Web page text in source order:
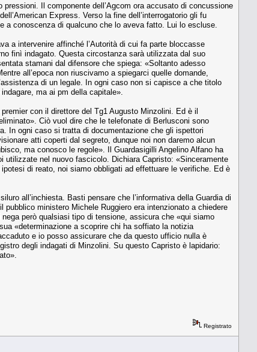
Il componente dell’Agcom ora accusato di concussione
Express. Verso la fine dell’interrogatorio gli fu
conoscenza di qualcuno che lo aveva fatto. Lui lo escluse.
a intervenire affinché l’Autorità di cui fa parte bloccasse
finì indagato. Questa circostanza sarà utilizzata dal suo
stamani dal difensore che spiega: «Soltanto adesso
all’epoca non riuscivamo a spiegarci quelle domande,
di un legale. In ogni caso non si capisce a che titolo
ma ai pm della capitale».
con il direttore del Tg1 Augusto Minzolini. Ed è il
Ciò vuol dire che le telefonate di Berlusconi sono
In ogni caso si tratta di documentazione che gli ispettori
atti coperti dal segreto, dunque noi non daremo alcun
ma conosco le regole». Il Guardasigilli Angelino Alfano ha
nel nuovo fascicolo. Dichiara Capristo: «Sinceramente
di reato, noi siamo obbligati ad effettuare le verifiche. Ed è
all’inchiesta. Basti pensare che l’informativa della Guardia di
ministero Michele Ruggiero era intenzionato a chiedere
però qualsiasi tipo di tensione, assicura che «qui siamo
«determinazione a scoprire chi ha soffiato la notizia
e io posso assicurare che da questo ufficio nulla è
degli indagati di Minzolini. Su questo Capristo è lapidario:
Registrato